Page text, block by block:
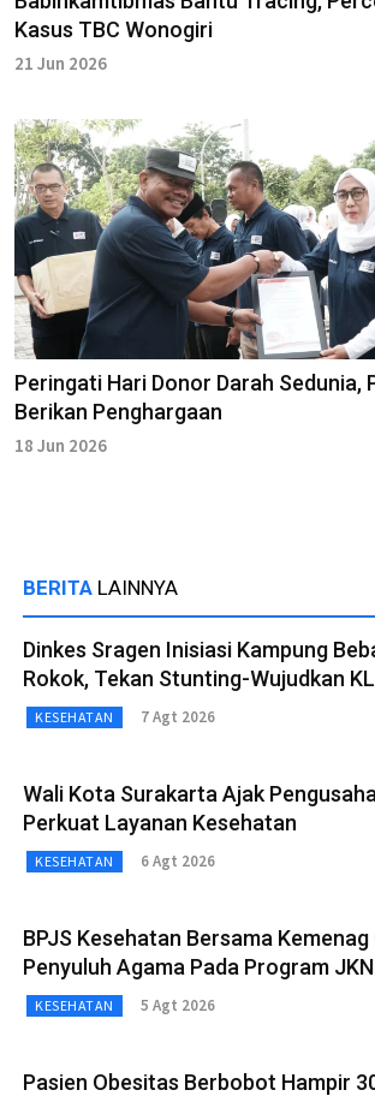
Kasus TBC Wonogiri
21 Jun 2026
Peringati Hari Donor Darah Sedunia,
Berikan Penghargaan
18 Jun 2026
BERITA LAINNYA
Dinkes Sragen Inisiasi Kampung
Rokok, Tekan Stunting-Wujudkan
KESEHATAN 7 Agt 2026
Wali Kota Surakarta Ajak
Perkuat Layanan Kesehatan
KESEHATAN 6 Agt 2026
BPJS Kesehatan Bersama Kemenag
Penyuluh Agama Pada Program JKN
KESEHATAN 5 Agt 2026
Pasien Obesitas Berbobot Hampir